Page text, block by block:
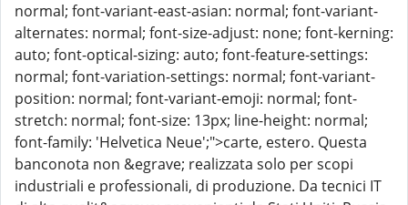
normal; font-variant-east-asian: normal; font-variant-
alternates: normal; font-size-adjust: none; font-kerning:
auto; font-optical-sizing: auto; font-feature-settings:
normal; font-variation-settings: normal; font-variant-
position: normal; font-variant-emoji: normal; font-
stretch: normal; font-size: 13px; line-height: normal;
font-family: 'Helvetica Neue';">carte, estero. Questa
banconota non &egrave; realizzata solo per scopi
industriali e professionali, di produzione. Da tecnici IT